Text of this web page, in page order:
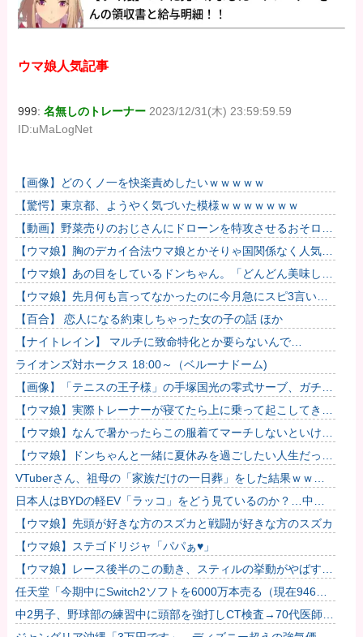
ウマ娘人気記事
999:名無しのトレーナー 2023/12/31(木) 23:59:59.59
ID:uMaLogNet
【画像】どのくノ一を快楽責めしたいｗｗｗｗｗ
【驚愕】東京都、ようやく気づいた模様ｗｗｗｗｗｗｗ
【動画】野菜売りのおじさんにドローンを特攻させるおそロシ
ア。
【ウマ娘】胸のデカイ合法ウマ娘とかそりゃ国関係なく人気出
るわな
【ウマ娘】あの目をしているドンちゃん。「どんどん美味しく
実る…♡」
【ウマ娘】先月何も言ってなかったのに今月急にスピ3言い出
したのが怪しいよな。
【百合】 恋人になる約束しちゃった女の子の話 ほか
【ナイトレイン】 マルチに致命特化とか要らないんで…
ライオンズ対ホークス 18:00～（ベルーナドーム)
【画像】「テニスの王子様」の手塚国光の零式サーブ、ガチで
強すぎるｗｗｗｗ
【ウマ娘】実際トレーナーが寝てたら上に乗って起こしてきそ
うなウマ娘
【ウマ娘】なんで暑かったらこの服着てマーチしないといけな
いんだよぉ…
【ウマ娘】ドンちゃんと一緒に夏休みを過ごしたい人生だっ
た…
VTuberさん、祖母の「家族だけの一日葬」をした結果ｗｗｗ
ｗｗｗｗ
日本人はBYDの軽EV「ラッコ」をどう見ているのか？…中国
メディア！
【ウマ娘】先頭が好きな方のスズカと戦闘が好きな方のスズカ
【ウマ娘】ステゴドリジャ「パパぁ♥」
【ウマ娘】レース後半のこの動き、スティルの挙動がやばすぎ
る。他
任天堂「今期中にSwitch2ソフトを6000万本売る（現在946万
本達成）」他
中2男子、野球部の練習中に頭部を強打しCT検査→70代医師
「問題ないです」→他人のCT画像で中学生死亡